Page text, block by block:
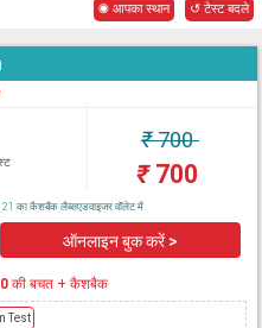
◉ आपका स्थान ↺ टेस्ट बदले
₹700
₹700
21 का कैशबैक लैब्सएडवाइजर वॉलेट में
ऑनलाइन बुक करें >
की बचत + कैशबैक
Test